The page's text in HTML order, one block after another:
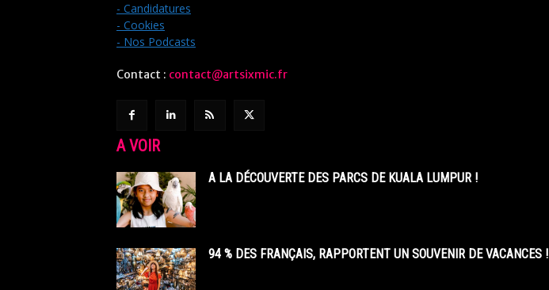
- Candidatures
- Cookies
- Nos Podcasts
Contact : contact@artsixmic.fr
A VOIR
A LA DÉCOUVERTE DES PARCS DE KUALA LUMPUR !
94 % DES FRANÇAIS, RAPPORTENT UN SOUVENIR DE VACANCES !